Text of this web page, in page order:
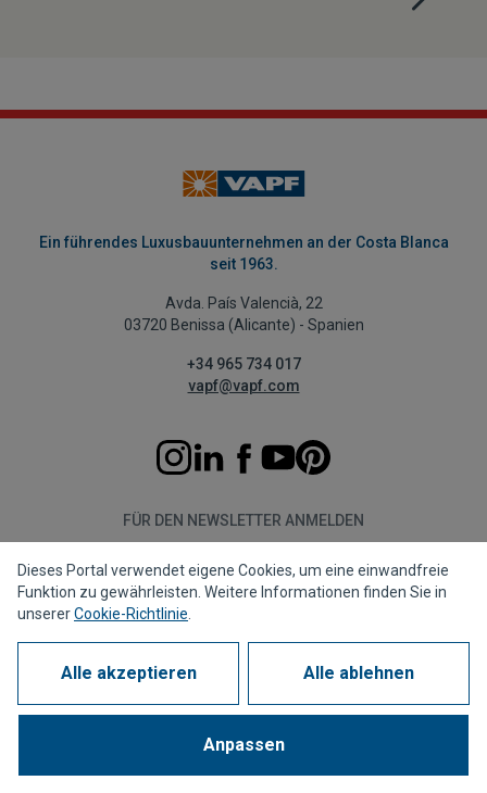
Ein führendes Luxusbauunternehmen an der Costa Blanca
seit 1963.
Avda. País Valencià, 22
03720 Benissa (Alicante) - Spanien
+34 965 734 017
vapf@vapf.com
FÜR DEN NEWSLETTER ANMELDEN
Abonnieren
Datenschutzrichtlinie Cookie-RichtlinieRechtshinweis
MeldekanalCorporate compliance
1963 - 2026 © Alle Rechte vorbehalten
Dieses Portal verwendet eigene Cookies, um eine einwandfreie
Funktion zu gewährleisten. Weitere Informationen finden Sie in
unsererCookie-Richtlinie
Alle akzeptieren Alle ablehnen
Anpassen